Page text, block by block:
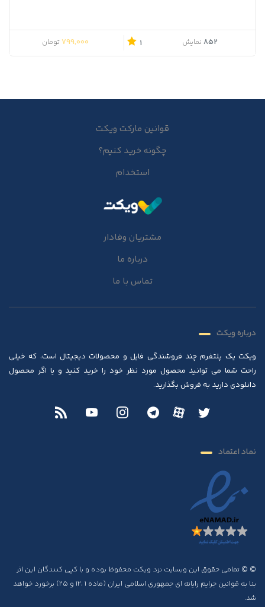
852 نمایش 1
799,000 تومان
قوانین مارکت ویکت
چگونه خرید کنیم؟
استخدام
مشتریان وفادار
درباره ما
تماس با ما
درباره ویکت
ویکت یک پلتفرم چند فروشندگی فایل و محصولات دیجیتال است، که خیلی
راحت شما می توانید محصول مورد نظر خود را خرید کنید و یا اگر محصول
دانلودی دارید به فروش بگذارید.
نماد اعتماد
© © تمامی حقوق این وبسایت نزد ویکت محفوظ بوده و با کپی کنندگان این اثر
بنا به قوانین جرایم رایانه ای جمهوری اسلامی ایران (ماده ۱ ،۱۲ و ۲۵) برخورد خواهد
شد.